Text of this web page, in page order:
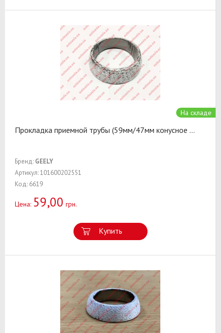
На складе
Прокладка приемной трубы (59мм/47мм конусное ...
Бренд: GEELY
Артикул: 101600202551
Код: 6619
Цена: 59,00 грн.
Купить